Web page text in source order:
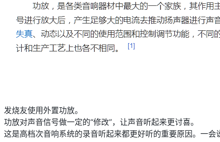
发烧友使用外置功放。
功放对声音信号做一定的“修改”，让声音听起来更讨喜。
这是高档次音响系统的录音听起来都更好听的重要原因。一会